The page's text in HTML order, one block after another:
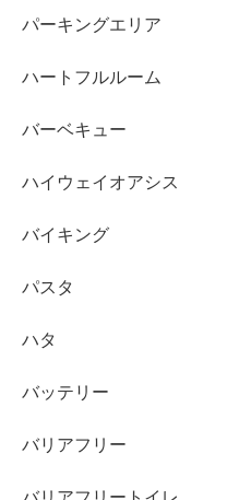
パーキングエリア
ハートフルルーム
バーベキュー
ハイウェイオアシス
バイキング
パスタ
ハタ
バッテリー
バリアフリー